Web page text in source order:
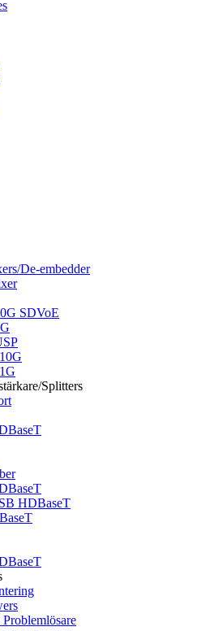
De-embedder
SDVoE
Splitters
HDBaseT